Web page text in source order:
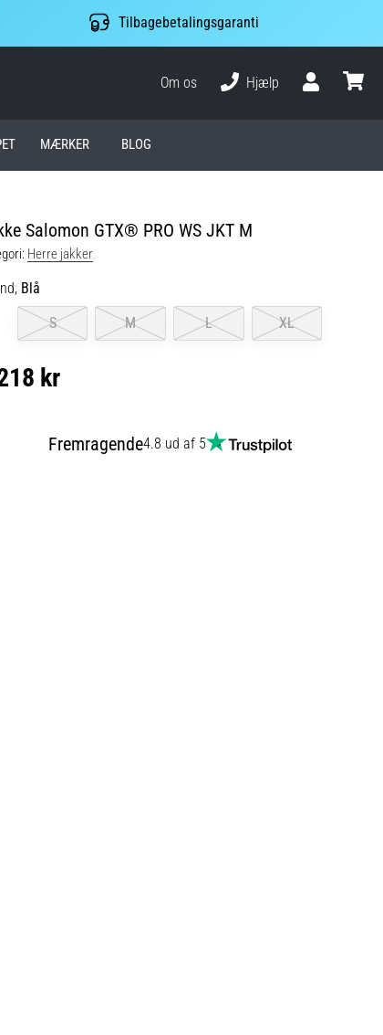
Tilbagebetalingsgaranti
Om os
Hjælp
MÆRKER BLOG
Salomon GTX® PRO WS JKT M
Herre jakker
Blå
S
M L XL
kr
Fremragende4.8 ud af 5